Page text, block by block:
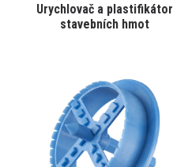
Urychlovač a plastifikátor
stavebních hmot